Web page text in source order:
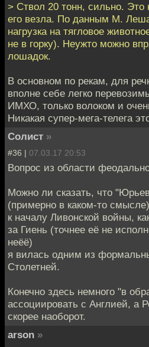
> Ствол 20 тонн, сильно. Это
его везла. По данным М.
нагрузка на тягловое
не в горку). Неужто можно
лошадок.
В основном по рекам, для
вполне себе легко
ИМХО, только волоком и
Никакая супер-мега-телега
Солист »
#36 | 07.03.17 20:53
Вопрос из области
Можно ли сказать, что
(примерно в каком-то
к началу Ливонской войны,
за Гиень (точнее её не
неёё)
я вилась одним из
Столетней.
Конечно здесь немного "в
ассоциировать с Англией, а
скорее наоборот.
arson »